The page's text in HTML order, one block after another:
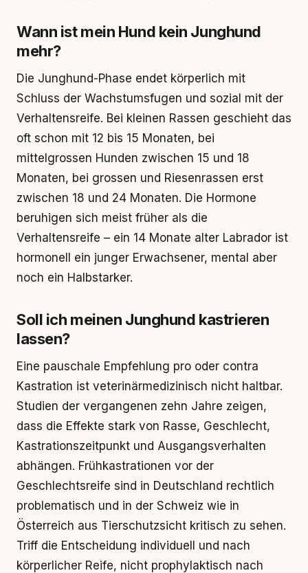
Wann ist mein Hund kein Junghund
mehr?
Die Junghund-Phase endet körperlich mit
Schluss der Wachstumsfugen und sozial mit der
Verhaltensreife. Bei kleinen Rassen geschieht das
oft schon mit 12 bis 15 Monaten, bei
mittelgrossen Hunden zwischen 15 und 18
Monaten, bei grossen und Riesenrassen erst
zwischen 18 und 24 Monaten. Die Hormone
beruhigen sich meist früher als die
Verhaltensreife – ein 14 Monate alter Labrador ist
hormonell ein junger Erwachsener, mental aber
noch ein Halbstarker.
Soll ich meinen Junghund kastrieren
lassen?
Eine pauschale Empfehlung pro oder contra
Kastration ist veterinärmedizinisch nicht haltbar.
Studien der vergangenen zehn Jahre zeigen,
dass die Effekte stark von Rasse, Geschlecht,
Kastrationszeitpunkt und Ausgangsverhalten
abhängen. Frühkastrationen vor der
Geschlechtsreife sind in Deutschland rechtlich
problematisch und in der Schweiz wie in
Österreich aus Tierschutzsicht kritisch zu sehen.
Triff die Entscheidung individuell und nach
körperlicher Reife, nicht prophylaktisch nach